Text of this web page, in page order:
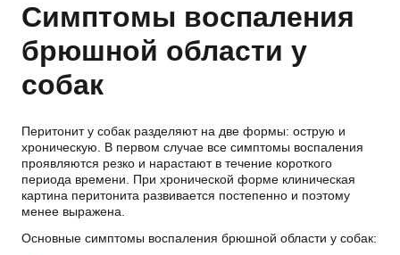
Симптомы воспаления
брюшной области у
собак
Перитонит у собак разделяют на две формы: острую и
хроническую. В первом случае все симптомы воспаления
проявляются резко и нарастают в течение короткого
периода времени. При хронической форме клиническая
картина перитонита развивается постепенно и поэтому
менее выражена.
Основные симптомы воспаления брюшной области у собак: